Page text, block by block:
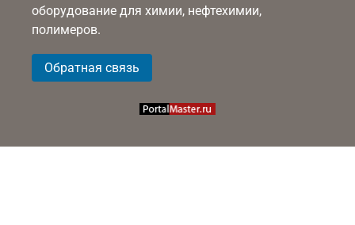
оборудование для химии, нефтехимии,
полимеров.
Обратная связь